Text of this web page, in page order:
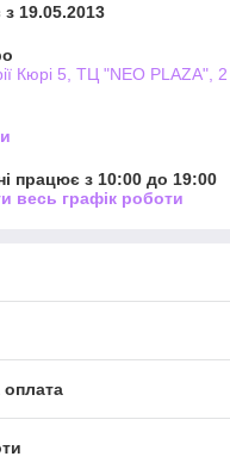
19.05.2013
Кюрі 5, ТЦ "NEO PLAZA", 2
працює з 10:00 до 19:00
весь графік роботи
оплата